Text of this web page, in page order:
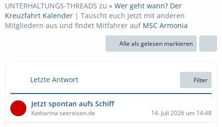
UNTERHALTUNGS-THREADS zu » Wer geht wann? Der
Kreuzfahrt Kalender | Tauscht euch jetzt mit anderen
Mitgliedern aus und findet Mitfahrer auf MSC Armonia
Alle als gelesen markieren
Letzte Antwort Filter
Jetzt spontan aufs Schiff
Katharina seereisen.de 14. Juli 2026 um 14:48